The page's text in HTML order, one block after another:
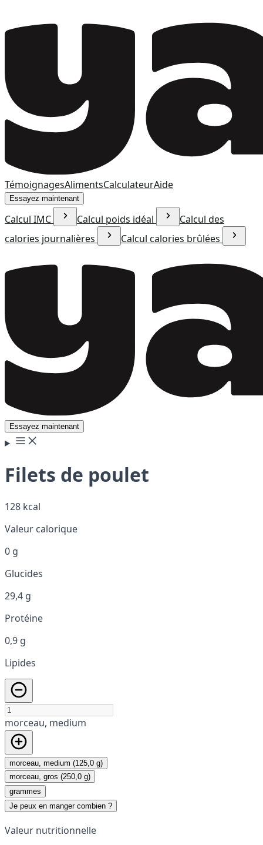
TémoignagesAlimentsCalculateurAide
Essayez maintenant
Calcul IMC Calcul poids idéal
Calcul des
calories journalières
Calcul calories brûlées
Essayez maintenant
Filets de poulet
128 kcal
Valeur calorique
0 g
Glucides
29,4 g
Protéine
0,9 g
Lipides
morceau, medium
morceau, medium (125,0 g)
morceau, gros (250,0 g)
grammes
Je peux en manger combien ?
Valeur nutritionnelle